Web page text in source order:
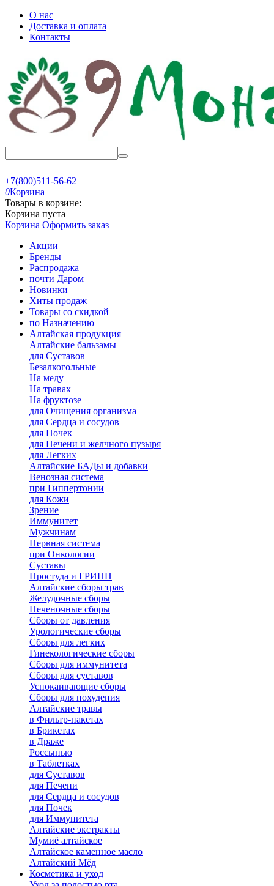
О нас
Доставка и оплата
Контакты
+7(800)511-56-62
0Корзина
Товары в корзине:
Корзина пуста
Корзина Оформить заказ
Акции
Бренды
Распродажа
почти Даром
Новинки
Хиты продаж
Товары со скидкой
по Назначению
Алтайская продукция
Алтайские бальзамы
для Суставов
Безалкогольные
На меду
На травах
На фруктозе
для Очищения организма
для Сердца и сосудов
для Почек
для Печени и желчного пузыря
для Легких
Алтайские БАДы и добавки
Венозная система
при Гиппертонии
для Кожи
Зрение
Иммунитет
Мужчинам
Нервная система
при Онкологии
Суставы
Простуда и ГРИПП
Алтайские сборы трав
Желудочные сборы
Печеночные сборы
Сборы от давления
Урологические сборы
Сборы для легких
Гинекологические сборы
Сборы для иммунитета
Сборы для суставов
Успокаивающие сборы
Сборы для похудения
Алтайские травы
в Фильтр-пакетах
в Брикетах
в Драже
Россыпью
в Таблетках
для Cуставов
для Печени
для Сердца и сосудов
для Почек
для Иммунитета
Алтайские экстракты
Мумиё алтайское
Алтайское каменное масло
Алтайский Мёд
Косметика и уход